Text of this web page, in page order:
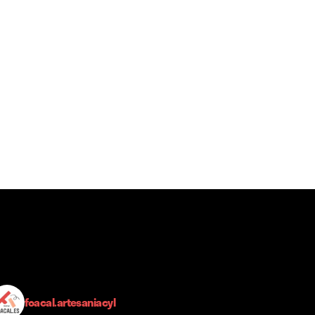
foacal.artesaniacyl